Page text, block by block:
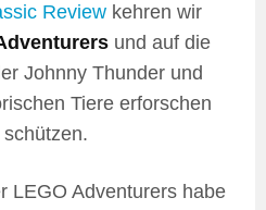
Review kehren wir
und auf die
Johnny Thunder und
Tiere erforschen
LEGO Adventurers habe